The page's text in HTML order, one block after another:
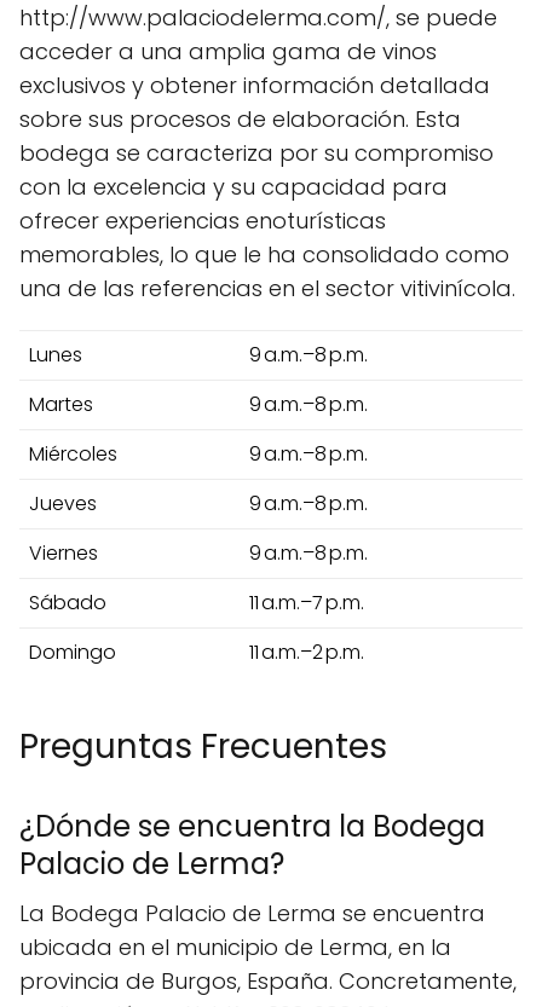
http://www.palaciodelerma.com/, se puede
acceder a una amplia gama de vinos
exclusivos y obtener información detallada
sobre sus procesos de elaboración. Esta
bodega se caracteriza por su compromiso
con la excelencia y su capacidad para
ofrecer experiencias enoturísticas
memorables, lo que le ha consolidado como
una de las referencias en el sector vitivinícola.
Lunes
9 a.m.–8 p.m.
Martes
9 a.m.–8 p.m.
Miércoles
9 a.m.–8 p.m.
Jueves
9 a.m.–8 p.m.
Viernes
9 a.m.–8 p.m.
Sábado
11 a.m.–7 p.m.
Domingo
11 a.m.–2 p.m.
Preguntas Frecuentes
¿Dónde se encuentra la Bodega
Palacio de Lerma?
La Bodega Palacio de Lerma se encuentra
ubicada en el municipio de Lerma, en la
provincia de Burgos, España. Concretamente,